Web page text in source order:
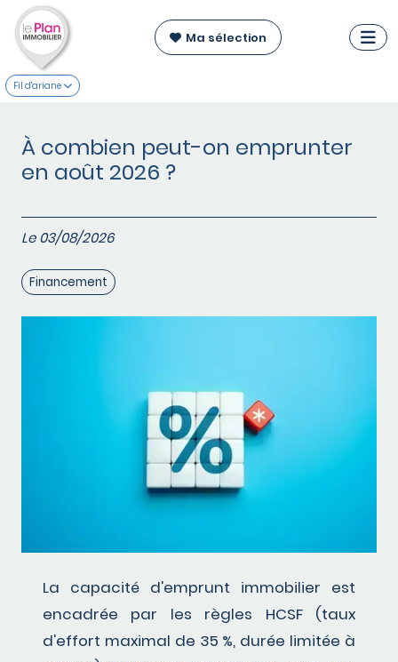
Ma sélection
Fil d'ariane
À combien peut-on emprunter
en août 2026 ?
Le 03/08/2026
Financement
La capacité d'emprunt immobilier est
encadrée par les règles HCSF (taux
d'effort maximal de 35 %, durée limitée à